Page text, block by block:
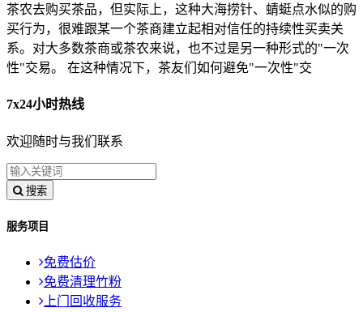
茶农去购买茶品，但实际上，这种大海捞针、蜻蜓点水似的购
买行为，很难跟某一个茶商建立起相对信任的持续性买卖关
系。对大多数茶商或茶农来说，也不过是另一种形式的"一次
性"交易。 在这种情况下，茶友们如何避免"一次性"交
7x24小时热线
欢迎随时与我们联系
搜索
服务项目
免费估价
免费清理竹粉
上门回收服务